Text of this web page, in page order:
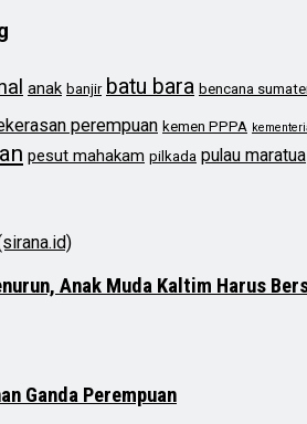
anak banjir batu bara bencana
perempuan kemen PPPA
pesut mahakam pilkada pulau maratua
Anak Muda Kaltim Harus
Ganda Perempuan